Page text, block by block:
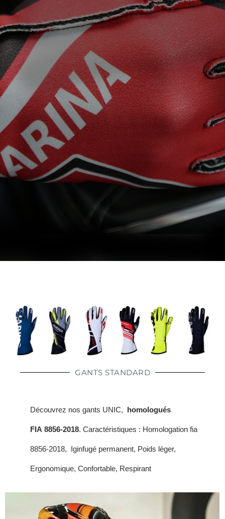
GANTS STANDARD
Découvrez nos gants UNIC, homologués
FIA 8856-2018. Caractéristiques : Homologation fia
8856-2018, Iginfugé permanent, Poids léger,
Ergonomique, Confortable, Respirant